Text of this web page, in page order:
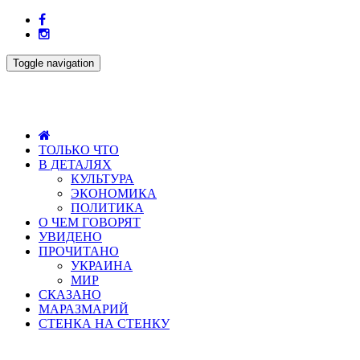
Toggle navigation
ТОЛЬКО ЧТО
В ДЕТАЛЯХ
КУЛЬТУРА
ЭКОНОМИКА
ПОЛИТИКА
О ЧЕМ ГОВОРЯТ
УВИДЕНО
ПРОЧИТАНО
УКРАИНА
МИР
СКАЗАНО
МАРАЗМАРИЙ
СТЕНКА НА СТЕНКУ